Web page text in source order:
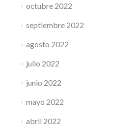
octubre 2022
septiembre 2022
agosto 2022
julio 2022
junio 2022
mayo 2022
abril 2022